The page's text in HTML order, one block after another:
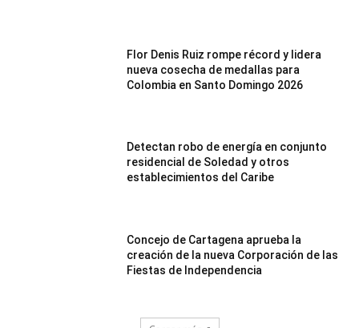
Flor Denis Ruiz rompe récord y lidera
nueva cosecha de medallas para
Colombia en Santo Domingo 2026
Detectan robo de energía en conjunto
residencial de Soledad y otros
establecimientos del Caribe
Concejo de Cartagena aprueba la
creación de la nueva Corporación de las
Fiestas de Independencia